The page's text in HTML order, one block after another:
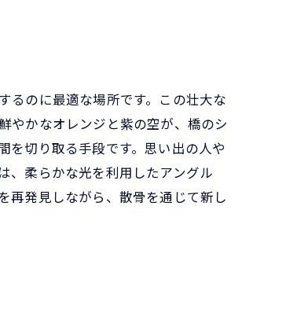
るのに最適な場所です。この壮大な
やかなオレンジと紫の空が、橋のシ
を切り取る手段です。思い出の人や
、柔らかな光を利用したアングル
再発見しながら、散骨を通じて新し